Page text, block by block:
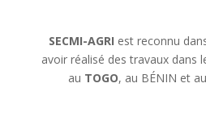
SECMI-AGRI est reconnu
avoir réalisé des travaux dans
au TOGO, au BÉNIN et